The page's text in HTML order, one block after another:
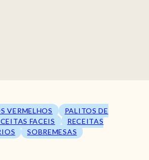
VERMELHOS
PALITOS DE
FACEIS
RECEITAS
SOBREMESAS